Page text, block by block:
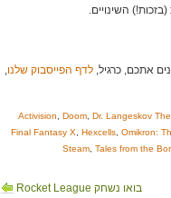
השינויים.
לדף הפייסבוק שלנו,
Activision Doom Dr. Langeskov
Final Fantasy X
Hexcells Omikron:
Steam Tales from the
בואו נשחק Rocket League